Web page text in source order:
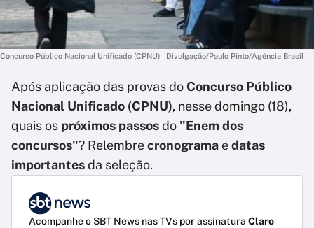
Concurso Público Nacional Unificado (CPNU) | Divulgação/Paulo Pinto/Agência Brasil
Após aplicação das provas doConcurso Público
Nacional Unificado (CPNU), nesse domingo (18),
quais os próximos passosdo "Enem dos
concursos"? Relembrecronograma edatas
importantesda seleção.
Acompanhe o SBT News nas TVs por assinatura Claro